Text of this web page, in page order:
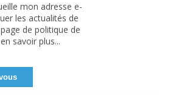
mon adresse e-
les actualités de
de politique de
savoir plus...